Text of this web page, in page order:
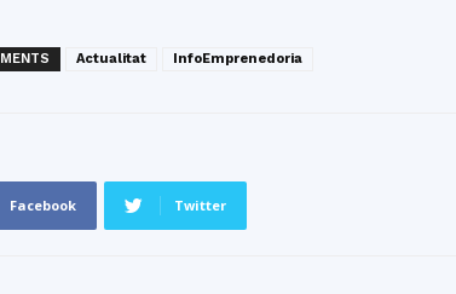
Actualitat InfoEmprenedoria
Facebook Twitter